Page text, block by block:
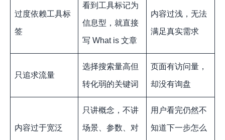
过度依赖工具标
签
看到工具标记为
信息型，就直接
写 What is 文章
内容过浅，无法
满足真实需求
只追求流量
选择搜索量高但
转化弱的关键词
页面有访问量，
却没有询盘
内容过于宽泛
只讲概念，不讲
场景、参数、对
用户看完仍然不
知道下一步怎么